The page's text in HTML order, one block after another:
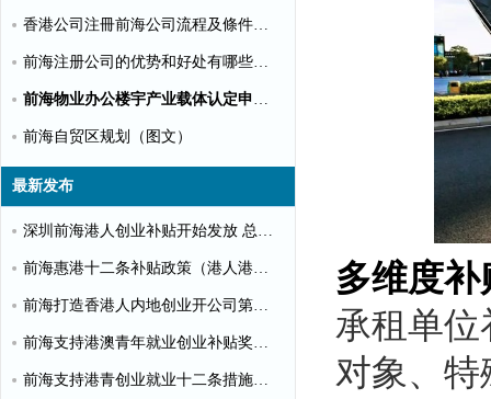
多维度
承租单
对象、
香港公司注冊前海公司流程及條件【圖文】
前海注册公司的优势和好处有哪些？（推荐）
前海物业办公楼宇产业载体认定申请指南（第一批）
前海自贸区规划（图文）
最新发布
深圳前海港人创业补贴开始发放 总额超千万
前海惠港十二条补贴政策（港人港企补贴政策）
前海打造香港人内地创业开公司第一站
前海支持港澳青年就业创业补贴奖励申请办理清单
前海支持港青创业就业十二条措施（惠港政策原文）